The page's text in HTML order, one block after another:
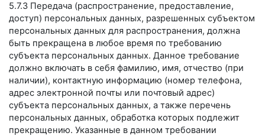
5.7.3 Передача (распространение, предоставление,
доступ) персональных данных, разрешенных субъектом
персональных данных для распространения, должна
быть прекращена в любое время по требованию
субъекта персональных данных. Данное требование
должно включать в себя фамилию, имя, отчество (при
наличии), контактную информацию (номер телефона,
адрес электронной почты или почтовый адрес)
субъекта персональных данных, а также перечень
персональных данных, обработка которых подлежит
прекращению. Указанные в данном требовании